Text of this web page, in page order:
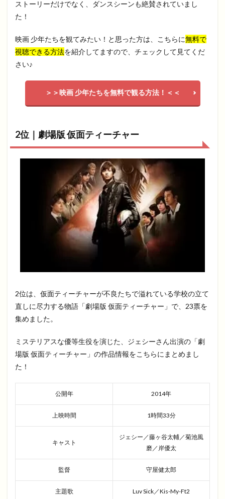
ストーリーだけでなく、ダンスシーンも絶賛されていまし
た！
映画 少年たちを観てみたい！と思った方は、こちらに無料で
視聴できる方法を紹介してますので、チェックして見てくだ
さい♪
＞＞映画 少年たちを無料で観る方法！＜＜
2位｜劇場版 仮面ティーチャー
2位は、仮面ティーチャーが不良たちで溢れている学校の立て
直しに尽力する物語「劇場版 仮面ティーチャー」で、23票を
集めました。
ミステリアスな優等生役を演じた、ジェシーさん出演の「劇
場版 仮面ティーチャー」の作品情報をこちらにまとめまし
た！
公開年 2014年
上映時間 1時間33分
キャスト
ジェシー／藤ヶ谷太輔／菊池風
磨／岸優太
監督 守屋健太郎
主題歌 Luv Sick／Kis-My-Ft2